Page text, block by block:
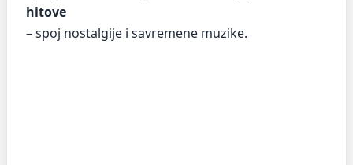
hitove
– spoj nostalgije i savremene muzike.